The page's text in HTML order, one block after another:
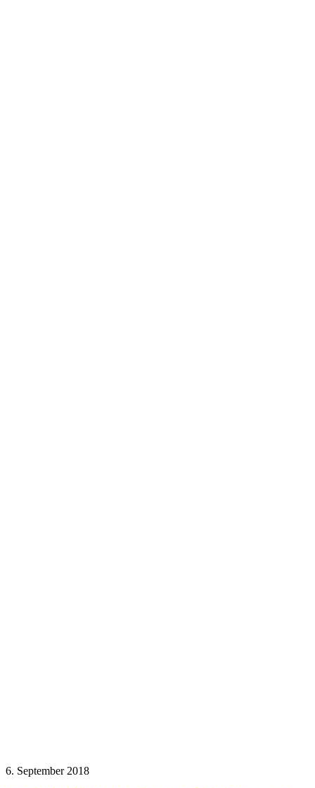
6. September 2018